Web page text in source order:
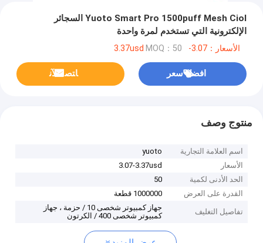
Yuoto Smart Pro 1500puff Mesh Ciol السجائر
الإلكترونية التي تستخدم لمرة واحدة
الأسعار：3.07-3.37usd MOQ：50
افضل سعر ﺎﺘﺼﻟ ﺍﻶﻧ
منتوج وصف
اسم العلامة التجارية
yuoto
الأسعار
3.07-3.37usd
الحد الأدنى لكمية
50
القدرة على العرض
1000000 قطعة
تفاصيل التغليف
جهاز كمبيوتر شخصى 10 / حزمة ، جهاز
كمبيوتر شخصى 400 / الكرتون